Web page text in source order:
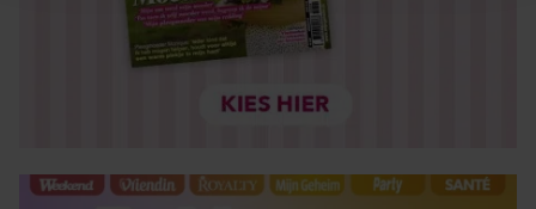
informatie over uw gebruik van onze site met onze
partners voor social media, adverteren en analyse. Deze
informatie die u aan ze heeft verstrekt of die ze hebben
gaat akkoord met onze cookies als u onze website blijft